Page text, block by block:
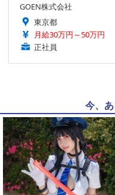
GOEN株式会社
東京都
月給30万円～50万円
正社員
今、